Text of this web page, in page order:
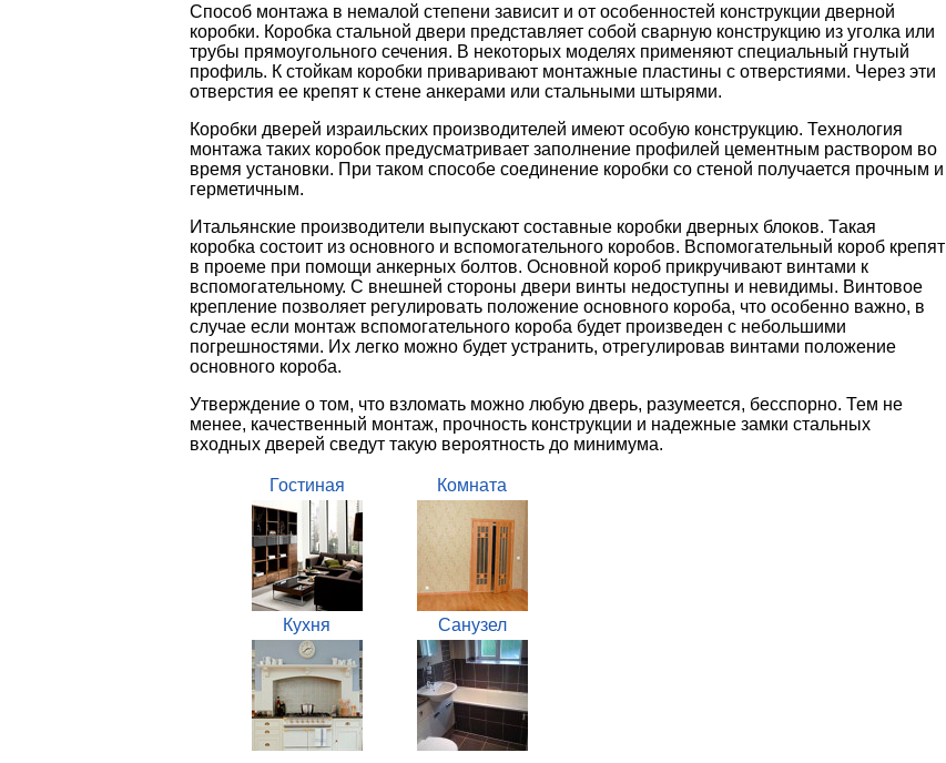
Способ монтажа в немалой степени зависит и от особенностей конструкции дверной
коробки. Коробка стальной двери представляет собой сварную конструкцию из уголка или
трубы прямоугольного сечения. В некоторых моделях применяют специальный гнутый
профиль. К стойкам коробки приваривают монтажные пластины с отверстиями. Через эти
отверстия ее крепят к стене анкерами или стальными штырями.
Коробки дверей израильских производителей имеют особую конструкцию. Технология
монтажа таких коробок предусматривает заполнение профилей цементным раствором во
время установки. При таком способе соединение коробки со стеной получается прочным и
герметичным.
Итальянские производители выпускают составные коробки дверных блоков. Такая
коробка состоит из основного и вспомогательного коробов. Вспомогательный короб крепят
в проеме при помощи анкерных болтов. Основной короб прикручивают винтами к
вспомогательному. С внешней стороны двери винты недоступны и невидимы. Винтовое
крепление позволяет регулировать положение основного короба, что особенно важно, в
случае если монтаж вспомогательного короба будет произведен с небольшими
погрешностями. Их легко можно будет устранить, отрегулировав винтами положение
основного короба.
Утверждение о том, что взломать можно любую дверь, разумеется, бесспорно. Тем не
менее, качественный монтаж, прочность конструкции и надежные замки стальных
входных дверей сведут такую вероятность до минимума.
Гостиная Комната
Кухня Санузел